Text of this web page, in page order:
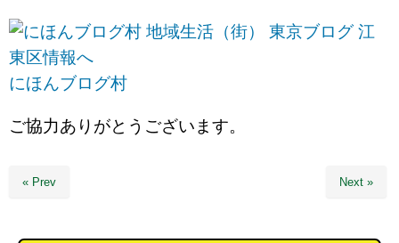
にほんブログ村
ご協力ありがとうございます。
« Prev Next »